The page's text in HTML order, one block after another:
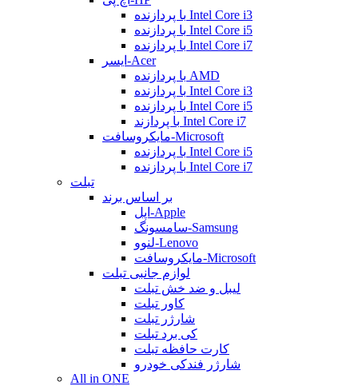
با پردازنده Intel Core i3
با پردازنده Intel Core i5
با پردازنده Intel Core i7
ایسر-Acer
با پردازنده AMD
با پردازنده Intel Core i3
با پردازنده Intel Core i5
با پردازند Intel Core i7
مایکروسافت-Microsoft
با پردازنده Intel Core i5
با پردازنده Intel Core i7
تبلت
بر اساس برند
اپل-Apple
سامسونگ-Samsung
لنوو-Lenovo
مایکروسافت-Microsoft
لوازم جانبی تبلت
لیبل و ضد خش تبلت
کاور تبلت
شارژر تبلت
کی برد تبلت
کارت حافظه تبلت
شارژر فندکی خودرو
All in ONE